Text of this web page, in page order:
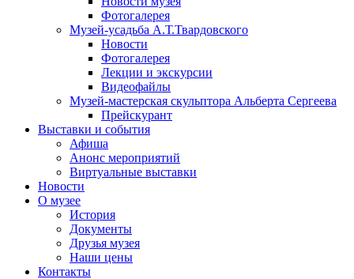
Фотогалерея
Музей-усадьба А.Т.Твардовского
Новости
Фотогалерея
Лекции и экскурсии
Видеофайлы
Музей-мастерская скульптора Альберта Сергеева
Прейскурант
Выставки и события
Афиша
Анонс мероприятий
Виртуальные выставки
Новости
О музее
История
Документы
Друзья музея
Наши цены
Контакты